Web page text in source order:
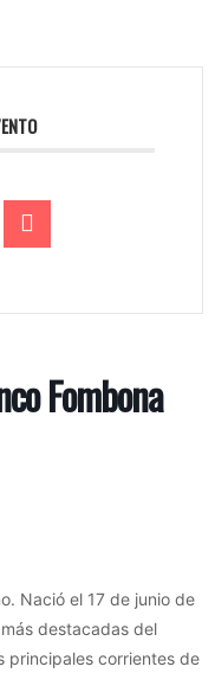
Fombona
Nació el 17 de junio de
destacadas del
principales corrientes de